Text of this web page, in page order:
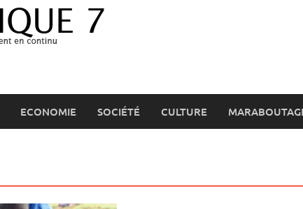
ECONOMIE SOCIÉTÉ CULTURE